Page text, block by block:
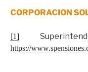
CORPORACION
[1]
https://